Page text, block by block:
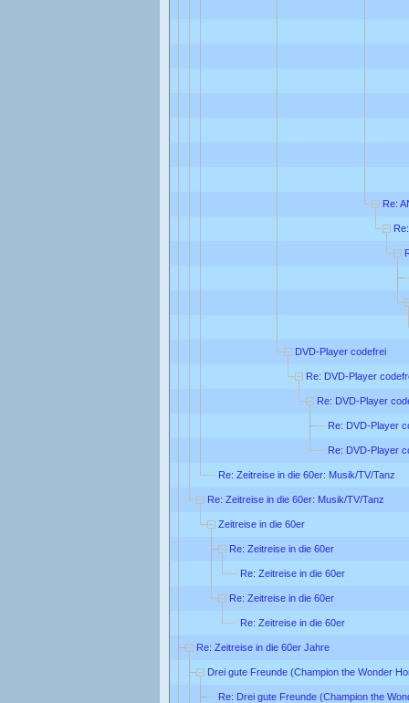
Re:
DVD-Player codefrei
Re: DVD-Player
Re: DVD-Player
Re: DVD-Player
Re: DVD-Player
Re: Zeitreise in die 60er: Musik/TV/Tanz
Re: Zeitreise in die 60er: Musik/TV/Tanz
Zeitreise in die 60er
Re: Zeitreise in die 60er
Re: Zeitreise in die 60er
Re: Zeitreise in die 60er
Re: Zeitreise in die 60er
Re: Zeitreise in die 60er Jahre
Drei gute Freunde (Champion the Wonder
Re: Drei gute Freunde (Champion the